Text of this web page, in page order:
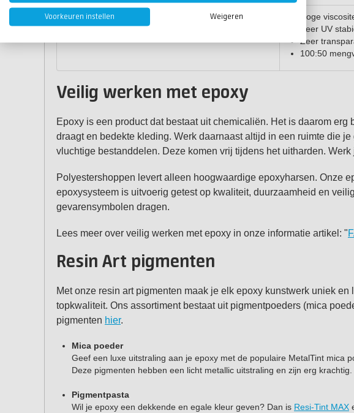
RESION UV Resin Art Epoxy HV
Hoge
Zeer UV
Zeer
100:50
Veilig werken met epoxy
Epoxy is een product dat bestaat uit chemicaliën. Het is daarom
draagt en bedekte kleding. Werk daarnaast altijd in een ruimte die
vluchtige bestanddelen. Deze komen vrij tijdens het uitharden.
Polyestershoppen levert alleen hoogwaardige epoxyharsen. Onze
epoxysysteem is uitvoerig getest op kwaliteit, duurzaamheid en
gevarensymbolen dragen.
Lees meer over veilig werken met epoxy in onze informatie artikel: "
Resin Art pigmenten
Met onze resin art pigmenten maak je elk epoxy kunstwerk uniek
topkwaliteit. Ons assortiment bestaat uit pigmentpoeders (mica
pigmenten hier.
Mica poeder
Geef een luxe uitstraling aan je epoxy met de populaire MetalTint mica
Deze pigmenten hebben een licht metallic uitstraling en zijn erg krachtig.
Pigmentpasta
Wil je epoxy een dekkende en egale kleur geven? Dan is Resi-Tint MAX
Voorkeuren instellen Weigeren